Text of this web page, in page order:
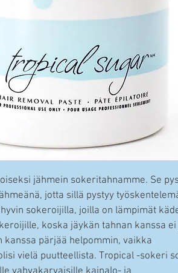
jähmein sokeritahnamme. Se
jotta sillä pystyy
sokeroijilla, joilla on lämpimät
koska jäykän tahnan kanssa ei
kanssa pärjää helpommin, vaikka
vielä puutteellista. Tropical -sokeri